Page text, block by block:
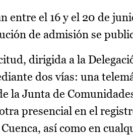
entre el 16 y el 20 de
de admisión se
dirigida a la
dos vías: una
la Junta de
presencial en el
así como en